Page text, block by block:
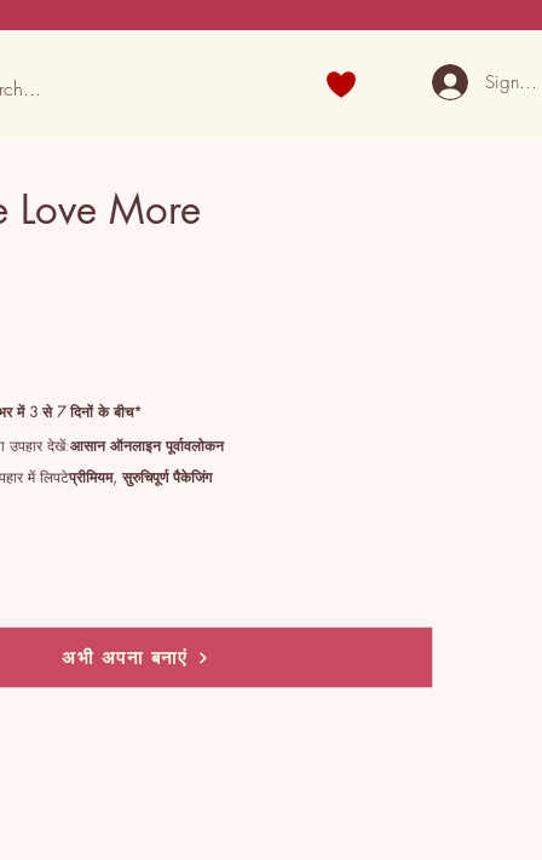
Sign
Love More
में 3 से 7 दिनों के बीच*
उपहार देखें:आसान ऑनलाइन पूर्वावलोकन
में लिपटेप्रीमियम, सुरुचिपूर्ण पैकेजिंग
अभी अपना बनाएं